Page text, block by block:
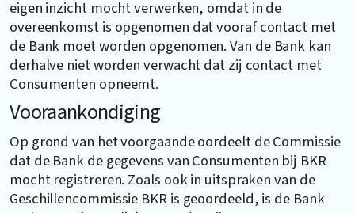
eigen inzicht mocht verwerken, omdat in de
overeenkomst is opgenomen dat vooraf contact met
de Bank moet worden opgenomen. Van de Bank kan
derhalve niet worden verwacht dat zij contact met
Consumenten opneemt.
Vooraankondiging
Op grond van het voorgaande oordeelt de Commissie
dat de Bank de gegevens van Consumenten bij BKR
mocht registreren. Zoals ook in uitspraken van de
Geschillencommissie BKR is geoordeeld, is de Bank